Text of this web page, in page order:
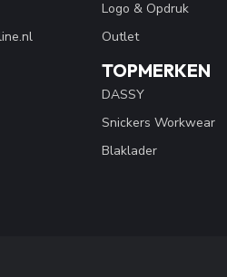
Logo & Opdruk
Outlet
TOPMERKEN
DASSY
Snickers Workwear
Blaklader